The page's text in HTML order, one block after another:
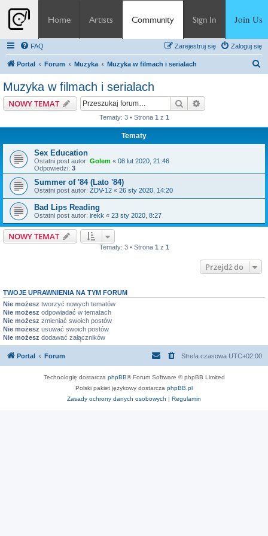
Home Artists Community Sign In Join Us
FAQ Zaloguj się
Zarejestruj się
Portal Forum Muzyka Muzyka w filmach i serialach
Muzyka w filmach i serialach
NOWY TEMAT Szukaj
Tematy: 3 • Strona 1 z 1
Tematy
Sex Education
Ostatni post autor: Golem « 08 lut 2020, 21:46
Odpowiedzi: 3
Summer of '84 (Lato '84)
Ostatni post autor: ZDV-12 « 26 sty 2020, 14:20
Bad Lips Reading
Ostatni post autor: irekk « 23 sty 2020, 8:27
NOWY TEMAT
Tematy: 3 • Strona 1 z 1
Przejdź do
TWOJE UPRAWNIENIA NA TYM FORUM
Nie możesz tworzyć nowych tematów
Nie możesz odpowiadać w tematach
Nie możesz zmieniać swoich postów
Nie możesz usuwać swoich postów
Nie możesz dodawać załączników
Portal Forum Strefa czasowa UTC+02:00
Technologię dostarcza phpBB® Forum Software © phpBB Limited
Polski pakiet językowy dostarcza phpBB.pl
Zasady ochrony danych osobowych | Regulamin